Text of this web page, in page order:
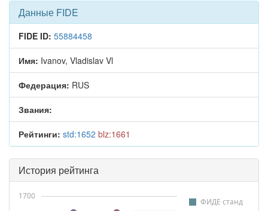
Данные FIDE
FIDE ID: 55884458
Имя: Ivanov, Vladislav Vl
Федерация: RUS
Звания:
Рейтинги: std:1652 blz:1661
История рейтинга
ФИДЕ станд
1700